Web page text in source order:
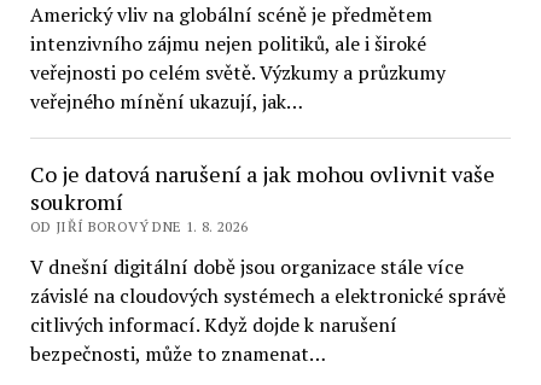
Americký vliv na globální scéně je předmětem
intenzivního zájmu nejen politiků, ale i široké
veřejnosti po celém světě. Výzkumy a průzkumy
veřejného mínění ukazují, jak…
Co je datová narušení a jak mohou ovlivnit vaše
soukromí
OD JIŘÍ BOROVÝ DNE 1. 8. 2026
V dnešní digitální době jsou organizace stále více
závislé na cloudových systémech a elektronické správě
citlivých informací. Když dojde k narušení
bezpečnosti, může to znamenat…